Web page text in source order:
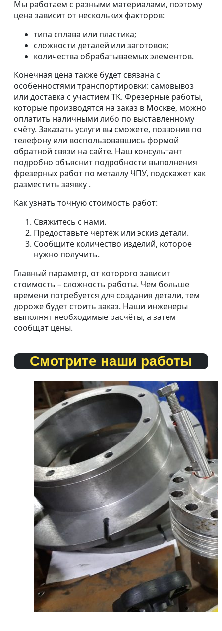
Мы работаем с разными материалами, поэтому
цена зависит от нескольких факторов:
типа сплава или пластика;
сложности деталей или заготовок;
количества обрабатываемых элементов.
Конечная цена также будет связана с
особенностями транспортировки: самовывоз
или доставка с участием ТК. Фрезерные работы,
которые производятся на заказ в Москве, можно
оплатить наличными либо по выставленному
счёту. Заказать услуги вы сможете, позвонив по
телефону или воспользовавшись формой
обратной связи на сайте. Наш консультант
подробно объяснит подробности выполнения
фрезерных работ по металлу ЧПУ, подскажет как
разместить заявку .
Как узнать точную стоимость работ:
Свяжитесь с нами.
Предоставьте чертёж или эскиз детали.
Сообщите количество изделий, которое
нужно получить.
Главный параметр, от которого зависит
стоимость – сложность работы. Чем больше
времени потребуется для создания детали, тем
дороже будет стоить заказ. Наши инженеры
выполнят необходимые расчёты, а затем
сообщат цены.
Смотрите наши работы